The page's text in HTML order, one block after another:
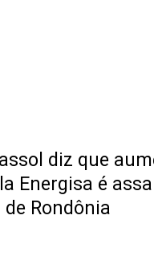
diz que
Energisa é
Rondônia